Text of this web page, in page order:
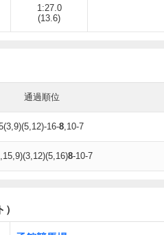
1:27.0
(13.6)
通過順位
16-8,10-7
8-10-7